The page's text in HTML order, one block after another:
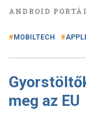
ANDROID
MOBILTECH
meg az EU